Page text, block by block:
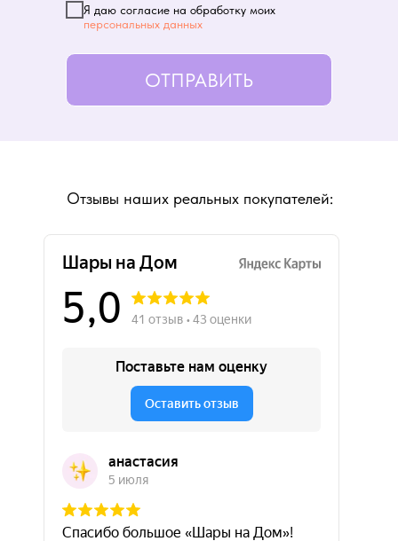
Я даю согласие на обработку моих
персональных данных
ОТПРАВИТЬ
Отзывы наших реальных покупателей: